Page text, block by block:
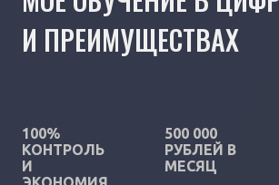
И ПРЕИМУЩЕСТВАХ
100%
КОНТРОЛЬ
И
500 000
РУБЛЕЙ В
МЕСЯЦ